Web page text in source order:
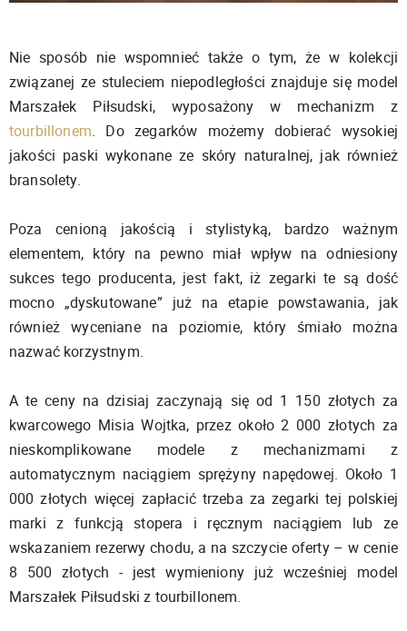
Nie sposób nie wspomnieć także o tym, że w kolekcji
związanej ze stuleciem niepodległości znajduje się model
Marszałek Piłsudski, wyposażony w mechanizm z
tourbillonem. Do zegarków możemy dobierać wysokiej
jakości paski wykonane ze skóry naturalnej, jak również
bransolety.
Poza cenioną jakością i stylistyką, bardzo ważnym
elementem, który na pewno miał wpływ na odniesiony
sukces tego producenta, jest fakt, iż zegarki te są dość
mocno „dyskutowane” już na etapie powstawania, jak
również wyceniane na poziomie, który śmiało można
nazwać korzystnym.
A te ceny na dzisiaj zaczynają się od 1 150 złotych za
kwarcowego Misia Wojtka, przez około 2 000 złotych za
nieskomplikowane modele z mechanizmami z
automatycznym naciągiem sprężyny napędowej. Około 1
000 złotych więcej zapłacić trzeba za zegarki tej polskiej
marki z funkcją stopera i ręcznym naciągiem lub ze
wskazaniem rezerwy chodu, a na szczycie oferty – w cenie
8 500 złotych - jest wymieniony już wcześniej model
Marszałek Piłsudski z tourbillonem.